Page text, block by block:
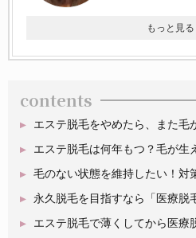
contents
エステ脱毛をやめたら、また毛
エステ脱毛は何年もつ？毛が生
毛のない状態を維持したい！対
永久脱毛を目指すなら「医療脱
エステ脱毛で薄くしてから医療